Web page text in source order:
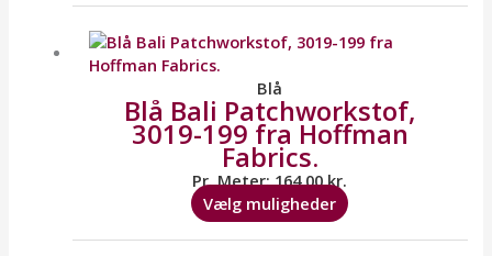
Blå
Blå Bali Patchworkstof,
3019-199 fra Hoffman
Fabrics.
Pr. Meter:164,00kr.
Vælg muligheder
vare
varianter.
Mulighederne
på